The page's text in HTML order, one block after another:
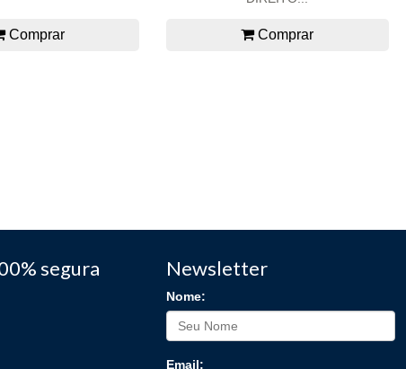
Comprar Comprar
segura Newsletter
Nome:
Email: